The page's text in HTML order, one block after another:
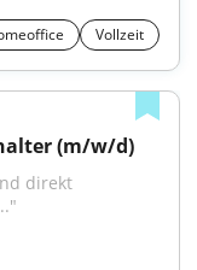
Vollzeit
(m/w/d)
direkt